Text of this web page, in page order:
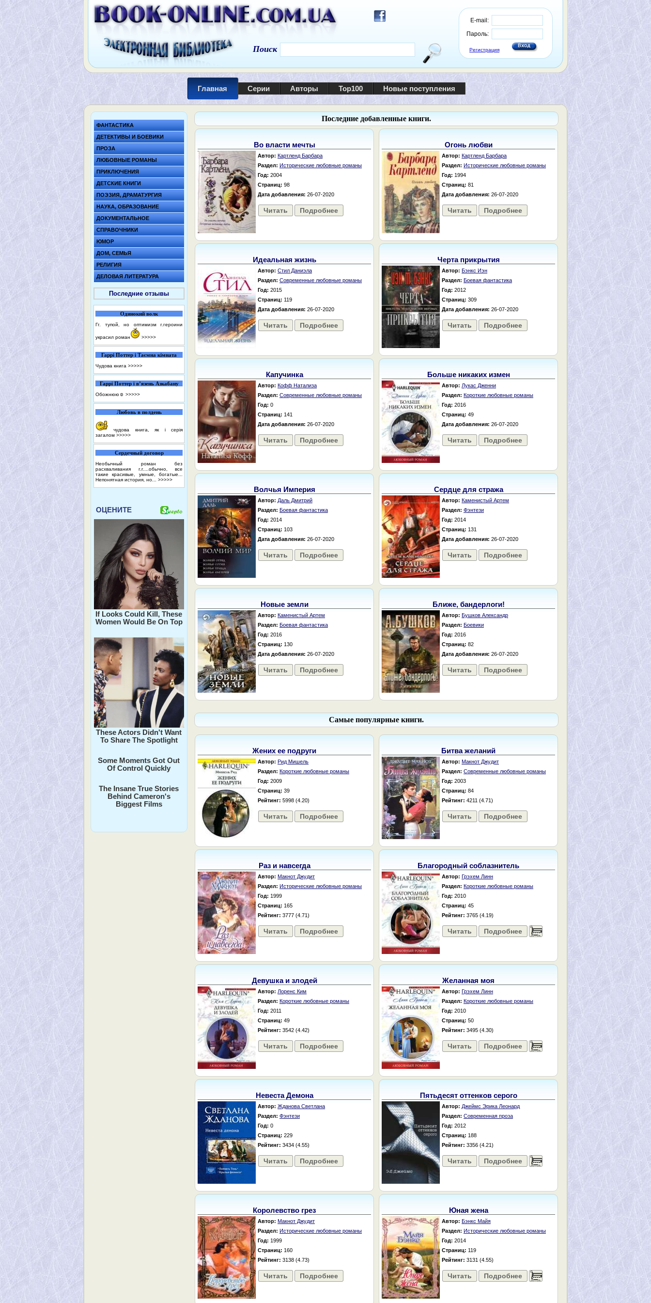
E-mail:
Пароль:
Регистрация
Поиск
Главная Серии Авторы Top100 Новые поступления
ФАНТАСТИКА
ДЕТЕКТИВЫ И БОЕВИКИ
ПРОЗА
ЛЮБОВНЫЕ РОМАНЫ
ПРИКЛЮЧЕНИЯ
ДЕТСКИЕ КНИГИ
ПОЭЗИЯ, ДРАМАТУРГИЯ
НАУКА, ОБРАЗОВАНИЕ
ДОКУМЕНТАЛЬНОЕ
СПРАВОЧНИКИ
ЮМОР
ДОМ, СЕМЬЯ
РЕЛИГИЯ
ДЕЛОВАЯ ЛИТЕРАТУРА
Последние отзывы
Одинокий волк
Гг. тупой, но оптимизм г.героини
украсил роман >>>>>
Гаррі Поттер і Таємна кімната
Чудова книга >>>>>
Гаррі Поттер і в’язень Азкабану
Обожнюю☺️ >>>>>
Любовь в полдень
чудова книга, як і серія
загалом >>>>>
Сердечный договор
Необычный роман без
расхваливания г.г....обычно, все
такие красивые, умные, богатые...
Непонятная история, но... >>>>>
ОЦЕНИТЕ
If Looks Could Kill, These
Women Would Be On Top
These Actors Didn't Want
To Share The Spotlight
Some Moments Got Out
Of Control Quickly
The Insane True Stories
Behind Cameron's
Biggest Films
Последние добавленные книги.
Во власти мечты
Автор: Картленд Барбара
Раздел: Исторические любовные романы
Год: 2004
Страниц: 98
Дата добавления: 26-07-2020
Читать Подробнее
Огонь любви
Автор: Картленд Барбара
Раздел: Исторические любовные романы
Год: 1994
Страниц: 81
Дата добавления: 26-07-2020
Читать Подробнее
Идеальная жизнь
Автор: Стил Даниэла
Раздел: Современные любовные романы
Год: 2015
Страниц: 119
Дата добавления: 26-07-2020
Читать Подробнее
Черта прикрытия
Автор: Бэнкс Иэн
Раздел: Боевая фантастика
Год: 2012
Страниц: 309
Дата добавления: 26-07-2020
Читать Подробнее
Капучинка
Автор: Кофф Натализа
Раздел: Современные любовные романы
Год: 0
Страниц: 141
Дата добавления: 26-07-2020
Читать Подробнее
Больше никаких измен
Автор: Лукас Дженни
Раздел: Короткие любовные романы
Год: 2016
Страниц: 49
Дата добавления: 26-07-2020
Читать Подробнее
Волчья Империя
Автор: Даль Дмитрий
Раздел: Боевая фантастика
Год: 2014
Страниц: 103
Дата добавления: 26-07-2020
Читать Подробнее
Сердце для стража
Автор: Каменистый Артем
Раздел: Фэнтези
Год: 2014
Страниц: 131
Дата добавления: 26-07-2020
Читать Подробнее
Новые земли
Автор: Каменистый Артем
Раздел: Боевая фантастика
Год: 2016
Страниц: 130
Дата добавления: 26-07-2020
Читать Подробнее
Ближе, бандерлоги!
Автор: Бушков Александр
Раздел: Боевики
Год: 2016
Страниц: 82
Дата добавления: 26-07-2020
Читать Подробнее
Самые популярные книги.
Жених ее подруги
Автор: Рид Мишель
Раздел: Короткие любовные романы
Год: 2009
Страниц: 39
Рейтинг: 5998 (4.20)
Читать Подробнее
Битва желаний
Автор: Макнот Джудит
Раздел: Современные любовные романы
Год: 2003
Страниц: 84
Рейтинг: 4211 (4.71)
Читать Подробнее
Раз и навсегда
Автор: Макнот Джудит
Раздел: Исторические любовные романы
Год: 1999
Страниц: 165
Рейтинг: 3777 (4.71)
Читать Подробнее
Благородный соблазнитель
Автор: Грэхем Линн
Раздел: Короткие любовные романы
Год: 2010
Страниц: 45
Рейтинг: 3765 (4.19)
Читать Подробнее ......
Девушка и злодей
Автор: Лоренс Ким
Раздел: Короткие любовные романы
Год: 2011
Страниц: 49
Рейтинг: 3542 (4.42)
Читать Подробнее
Желанная моя
Автор: Грэхем Линн
Раздел: Короткие любовные романы
Год: 2010
Страниц: 50
Рейтинг: 3495 (4.30)
Читать Подробнее ......
Невеста Демона
Автор: Жданова Светлана
Раздел: Фэнтези
Год: 0
Страниц: 229
Рейтинг: 3434 (4.55)
Читать Подробнее
Пятьдесят оттенков серого
Автор: Джеймс Эрика Леонард
Раздел: Современная проза
Год: 2012
Страниц: 188
Рейтинг: 3356 (4.21)
Читать Подробнее ......
Королевство грез
Автор: Макнот Джудит
Раздел: Исторические любовные романы
Год: 1999
Страниц: 160
Рейтинг: 3138 (4.73)
Читать Подробнее
Юная жена
Автор: Бэнкс Майя
Раздел: Исторические любовные романы
Год: 2014
Страниц: 119
Рейтинг: 3131 (4.55)
Читать Подробнее ......